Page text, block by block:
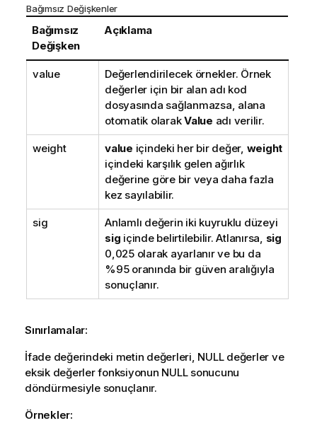
Bağımsız Değişkenler
Bağımsız
Değişken
Açıklama
value
Değerlendirilecek örnekler. Örnek
değerler için bir alan adı kod
dosyasında sağlanmazsa, alana
otomatik olarakValue adı verilir.
weight value içindeki her bir değer, weight
içindeki karşılık gelen ağırlık
değerine göre bir veya daha fazla
kez sayılabilir.
sig
Anlamlı değerin iki kuyruklu düzeyi
sig içinde belirtilebilir. Atlanırsa, sig
0,025 olarak ayarlanır ve bu da
%95 oranında bir güven aralığıyla
sonuçlanır.
Sınırlamalar:
İfade değerindeki metin değerleri, NULLdeğerler ve
eksik değerler fonksiyonun NULLsonucunu
döndürmesiyle sonuçlanır.
Örnekler: